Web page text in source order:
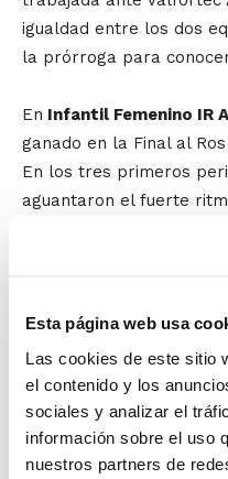
Esta página web usa
Las cookies de este sitio
el contenido y los
sociales y analizar el
información sobre el uso
nuestros partners de
igualdad entre los dos
la prórroga para
En Infantil Femenino IR
ganado en la Final al
En los tres primeros
aguantaron el fuerte
pero ese empuje
paso por vestuarios, y
alicantina. En la lucha
Castelló por 31-72, en
han dominado de
El trofeo de Mejor